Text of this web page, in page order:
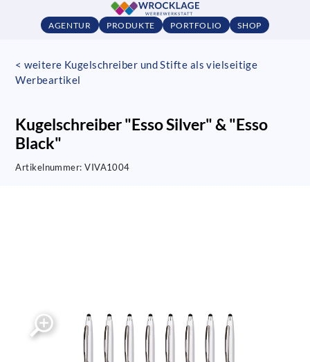
AGENTUR PRODUKTE PORTFOLIO SHOP
< weitere Kugelschreiber und Stifte als vielseitige
Werbeartikel
Kugelschreiber "Esso Silver" & "Esso
Black"
Artikelnummer:VIVA1004